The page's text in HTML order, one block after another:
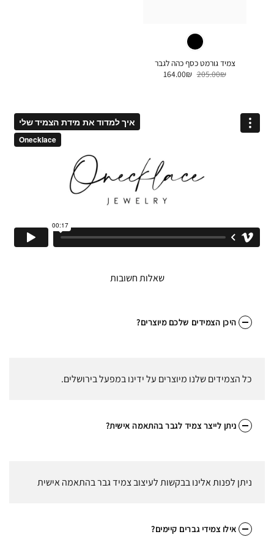
צמיד גורמט כסף כהה לגבר
205.00₪ המחיר
המקורי
164.00₪ המחיר
שאלות חשובות
היכן הצמידים שלכם מיוצרים?
כל הצמידים שלנו מיוצרים על ידינו במפעל בירושלים.
ניתן לייצר צמיד לגבר בהתאמה אישית?
ניתן לפנות אלינובבקשות לעיצוב צמיד גבר בהתאמה אישית
אילו צמידי גברים קיימים?